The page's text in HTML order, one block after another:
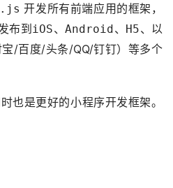
开发所有前端应用的框架，
布到 iOS、 Android、 H5、以
/百度/头条/QQ/钉钉）等多个
也是更好的小程序开发框架。